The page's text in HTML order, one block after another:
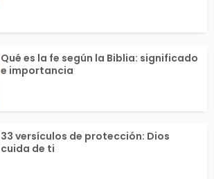
Qué es la fe según la Biblia: significado
e importancia
33 versículos de protección: Dios
cuida de ti